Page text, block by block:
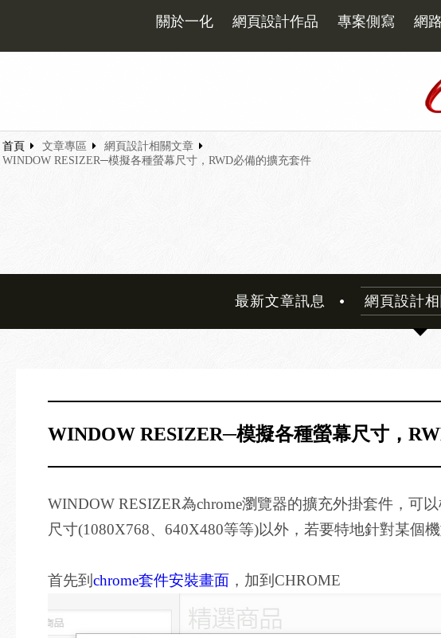
關於一化 網頁設計作品 專案側寫 網
首頁 文章專區
網頁設計相關文章
WINDOW RESIZER─模擬各種螢幕尺寸，RWD必備的擴充套件
最新文章訊息 網頁設計
WINDOW RESIZER─模擬各種螢幕尺寸，
WINDOW RESIZER為chrome瀏覽器的擴充外掛套件，可
尺寸(1080X768、640X480等等)以外，若要特地針對某個
首先到 chrome套件安裝畫面 ，加到CHROME